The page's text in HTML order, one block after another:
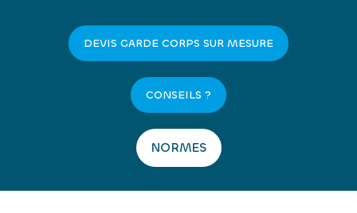
DEVIS GARDE CORPS SUR MESURE
CONSEILS ?
NORMES